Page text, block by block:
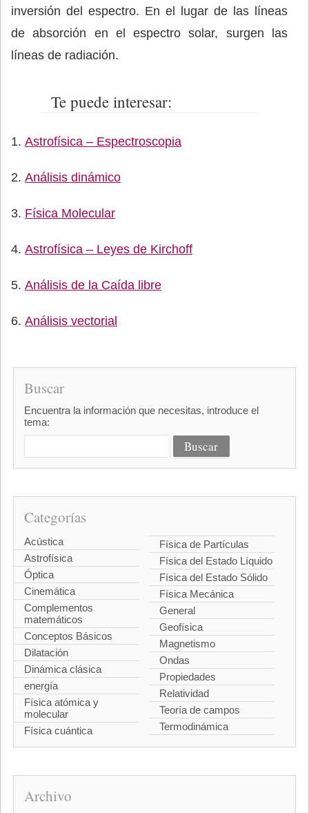
inversión del espectro. En el lugar de las líneas
de absorción en el espectro solar, surgen las
líneas de radiación.
Te puede interesar:
Astrofísica – Espectroscopia
Análisis dinámico
Física Molecular
Astrofísica – Leyes de Kirchoff
Análisis de la Caída libre
Análisis vectorial
Buscar
Encuentra la información que necesitas, introduce el
tema:
Categorías
Acústica
Astrofísica
Óptica
Cinemática
Complementos
matemáticos
Conceptos Básicos
Dilatación
Dinámica clásica
energía
Física atómica y
molecular
Física cuántica
Física de Partículas
Física del Estado Líquido
Física del Estado Sólido
Física Mecánica
General
Geofísica
Magnetismo
Ondas
Propiedades
Relatividad
Teoría de campos
Termodinámica
Archivo